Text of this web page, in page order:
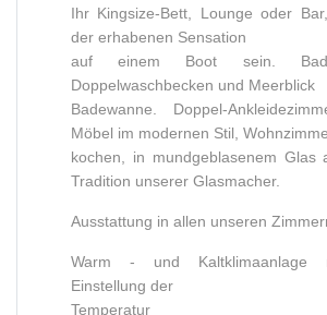
Ihr Kingsize-Bett, Lounge oder
der erhabenen Sensation
auf einem Boot sein.
Doppelwaschbecken und Meerblick
Badewanne. Doppel-
Möbel im modernen Stil,
kochen, in mundgeblasenem Glas
Tradition unserer Glasmacher.
Ausstattung in allen unseren
Warm - und Kaltklimaanlage
Einstellung der
Temperatur